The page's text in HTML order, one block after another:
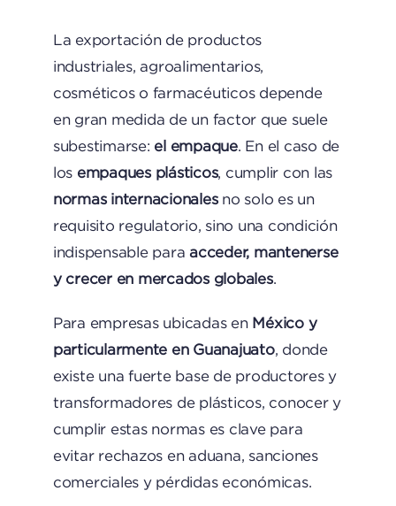
La exportación de productos
industriales, agroalimentarios,
cosméticos o farmacéuticos depende
en gran medida de un factor que suele
subestimarse: el empaque. En el caso de
los empaques plásticos, cumplir con las
normas internacionalesno solo es un
requisito regulatorio, sino una condición
indispensable para acceder, mantenerse
y crecer en mercados globales.
Para empresas ubicadas en México y
particularmente en Guanajuato, donde
existe una fuerte base de productores y
transformadores de plásticos, conocer y
cumplir estas normas es clave para
evitar rechazos en aduana, sanciones
comerciales y pérdidas económicas.